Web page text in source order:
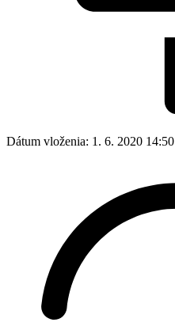
Dátum vloženia: 1. 6. 2020 14:50